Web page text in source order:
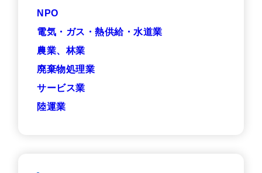
NPO
電気・ガス・熱供給・水道業
農業、林業
廃棄物処理業
サービス業
陸運業